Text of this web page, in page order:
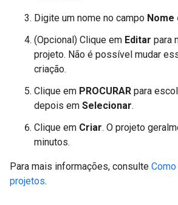
Digite um nome no campo Nome
(Opcional) Clique em Editar para
projeto. Não é possível mudar
criação.
Clique em PROCURAR para
depois em Selecionar.
Clique em Criar. O projeto
minutos.
Para mais informações, consulte
projetos.